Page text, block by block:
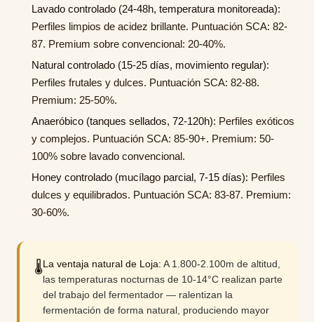
Lavado controlado (24-48h, temperatura monitoreada):
Perfiles limpios de acidez brillante. Puntuación SCA: 82-
87. Premium sobre convencional: 20-40%.
Natural controlado (15-25 días, movimiento regular):
Perfiles frutales y dulces. Puntuación SCA: 82-88.
Premium: 25-50%.
Anaeróbico (tanques sellados, 72-120h): Perfiles exóticos
y complejos. Puntuación SCA: 85-90+. Premium: 50-
100% sobre lavado convencional.
Honey controlado (mucílago parcial, 7-15 días): Perfiles
dulces y equilibrados. Puntuación SCA: 83-87. Premium:
30-60%.
🌡️La ventaja natural de Loja: A 1.800-2.100m de altitud,
las temperaturas nocturnas de 10-14°C realizan parte
del trabajo del fermentador — ralentizan la
fermentación de forma natural, produciendo mayor